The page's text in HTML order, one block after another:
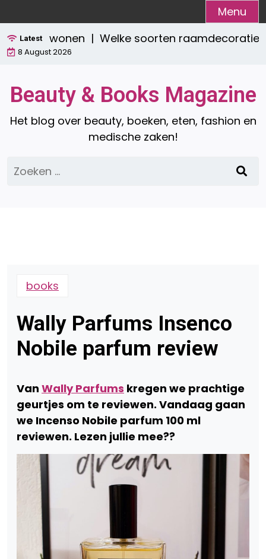
naar
de
inhoud
Menu
Latestwonen |Welke soorten raamdecoratie zijn
8 August 2026
Beauty & Books Magazine
Het blog over beauty, boeken, eten, fashion en
medische zaken!
Zoeken
naar:
books
Wally Parfums Insenco
Nobile parfum review
Van Wally Parfums kregen we prachtige
geurtjes om te reviewen. Vandaag gaan
we Incenso Nobile parfum 100 ml
reviewen. Lezen jullie mee??